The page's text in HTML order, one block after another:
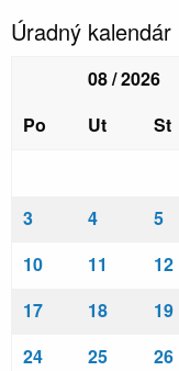
Úradný kalendár
08 / 2026
Po
Ut St
3
4 5
10
11 12
17
18 19
24
25 26